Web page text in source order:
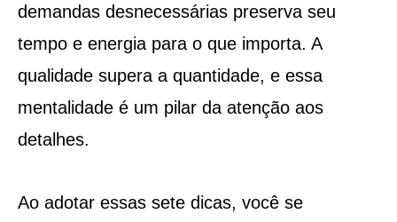
demandas desnecessárias preserva seu
tempo e energia para o que importa. A
qualidade supera a quantidade, e essa
mentalidade é um pilar da atenção aos
detalhes.
Ao adotar essas sete dicas, você se